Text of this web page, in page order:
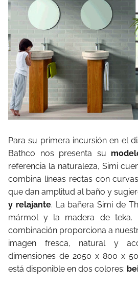
Para su primera incursión en el
Bathco nos presenta su
referencia la naturaleza, Simi
combina líneas rectas con
que dan amplitud al baño y
y relajante. La bañera Simi de
mármol y la madera de teka.
combinación proporciona a
imagen fresca, natural y
dimensiones de 2050 x 800 x
está disponible en dos colores: